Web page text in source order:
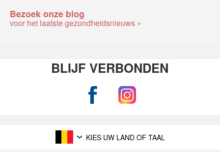
Bezoek onze blog
voor het laatste gezondheidsnieuws »
BLIJF VERBONDEN
KIES UW LAND OF TAAL